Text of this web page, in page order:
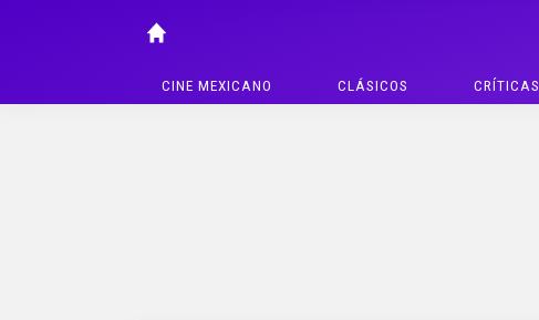
CINE MEXICANO CLÁSICOS CRÍTICAS